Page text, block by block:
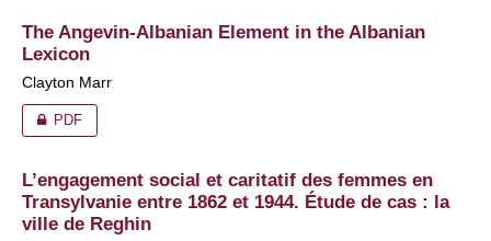
The Angevin-Albanian Element in the Albanian
Lexicon
Clayton Marr
PDF
L’engagement social et caritatif des femmes en
Transylvanie entre 1862 et 1944. Étude de cas : la
ville de Reghin